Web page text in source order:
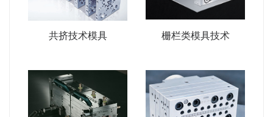
共挤技术模具 栅栏类模具技术